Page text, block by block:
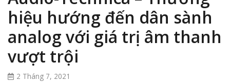
hiệu hướng đến dân sành
analog với giá trị âm thanh
vượt trội
2 Tháng 7, 2021